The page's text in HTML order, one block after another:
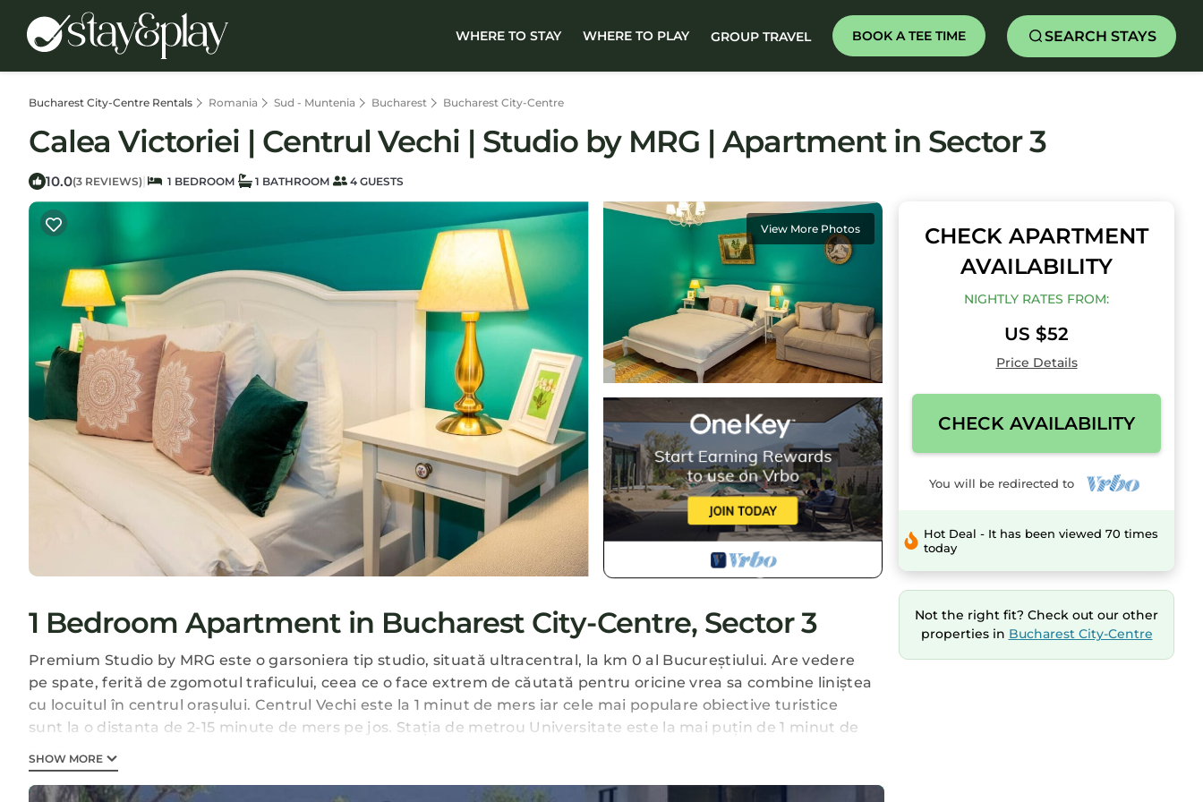
WHERE TO STAY WHERE TO PLAY GROUP TRAVEL BOOK A TEE TIME SEARCH STAYS
Bucharest City-Centre Rentals Romania Sud - Muntenia Bucharest Bucharest City-Centre
Calea Victoriei | Centrul Vechi | Studio by MRG | Apartment in Sector 3
10.0(3 REVIEWS) | 1 BEDROOM 1 BATHROOM 4 GUESTS
View More Photos
1 Bedroom Apartment in Bucharest City-Centre, Sector 3
Premium Studio by MRG este o garsoniera tip studio, situată ultracentral, la km 0 al Bucureștiului. Are vedere
pe spate, ferită de zgomotul traficului, ceea ce o face extrem de căutată pentru oricine vrea sa combine liniștea
cu locuitul în centrul orașului. Centrul Vechi este la 1 minut de mers iar cele mai populare obiective turistice
sunt la o distanta de 2-15 minute de mers pe jos. Stația de metrou Universitate este la mai puțin de 1 minut de
Proiectat încă de la început cu tot ce este necesar pentru a vă face șederea cât mai confortabilă, acest
apartament tip studio, a fost compartimentat astfel:
SHOW MORE
CHECK APARTMENT
AVAILABILITY
NIGHTLY RATES FROM:
US $52
Price Details
CHECK AVAILABILITY
You will be redirected to
Hot Deal - It has been viewed 70 times
today
Not the right fit? Check out our other
properties in Bucharest City-Centre